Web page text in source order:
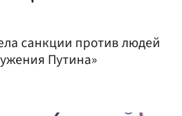
санкции против людей
Путина»